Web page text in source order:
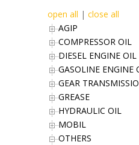
open all | close all
AGIP
COMPRESSOR OIL
DIESEL ENGINE OIL
GASOLINE ENGINE
GEAR
GREASE
HYDRAULIC OIL
MOBIL
OTHERS